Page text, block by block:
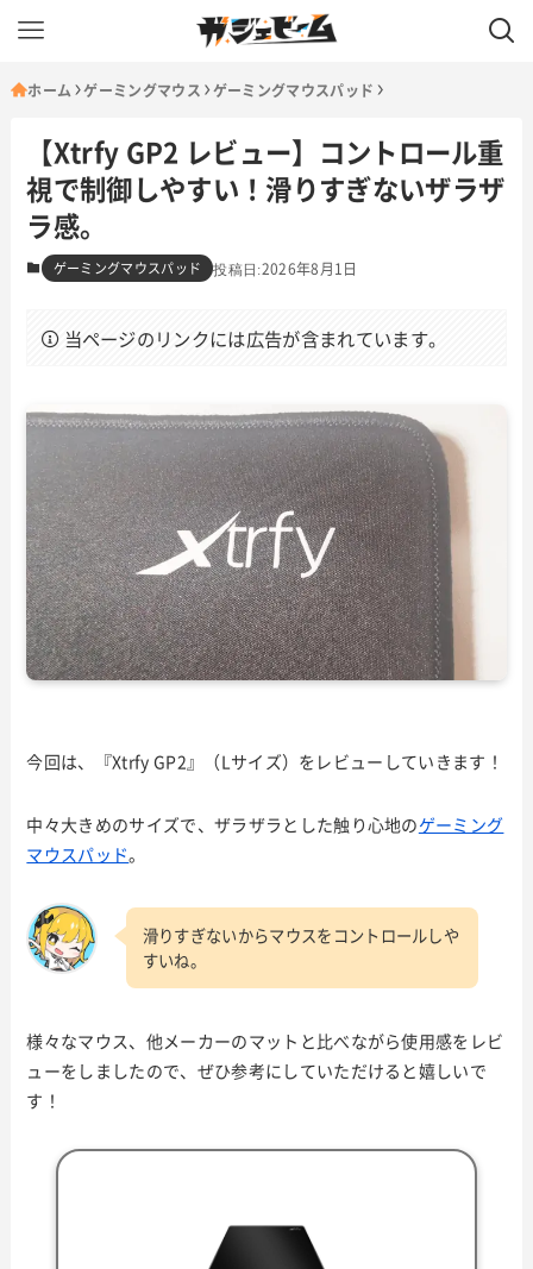
ホーム ゲーミングマウス ゲーミングマウスパッド
【Xtrfy GP2 レビュー】コントロール重
視で制御しやすい！滑りすぎないザラザ
ラ感。
ゲーミングマウスパッド 2026年8月1日
当ページのリンクには広告が含まれています。
今回は、『Xtrfy GP2』（Lサイズ）をレビューしていきます！
中々大きめのサイズで、ザラザラとした触り心地のゲーミング
マウスパッド。
滑りすぎないからマウスをコントロールしや
すいね。
様々なマウス、他メーカーのマットと比べながら使用感をレビ
ューをしましたので、ぜひ参考にしていただけると嬉しいで
す！